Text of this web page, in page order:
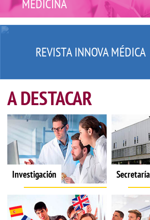
MEDICINA
REVISTA INNOVA MÉDICA
A DESTACAR
Investigación Secretaría